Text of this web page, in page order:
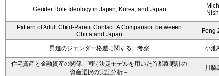
Gender Role Ideology in Japan, Korea, and Japan
Pattern of Adult Child-Parent Contact: A Comparison betweeen
China and Japan
Feng
昇進のジェンダー格差に関する一考察 小池
住宅資産と金融資産の関係－同時決定モデルを用いた首都圏家計の
資産選択の実証分析－
川脇